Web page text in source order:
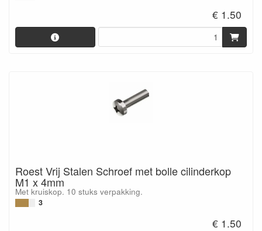
€ 1.50
Roest Vrij Stalen Schroef met bolle cilinderkop
M1 x 4mm
Met kruiskop. 10 stuks verpakking.
3
€ 1.50